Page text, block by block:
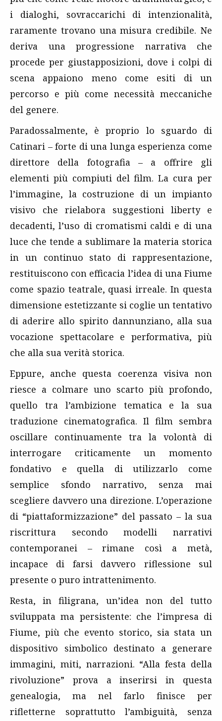
i dialoghi, sovraccarichi di intenzionalità,
raramente trovano una misura credibile. Ne
deriva una progressione narrativa che
procede per giustapposizioni, dove i colpi di
scena appaiono meno come esiti di un
percorso e più come necessità meccaniche
del genere.
Paradossalmente, è proprio lo sguardo di
Catinari – forte di una lunga esperienza come
direttore della fotografia – a offrire gli
elementi più compiuti del film. La cura per
l’immagine, la costruzione di un impianto
visivo che rielabora suggestioni liberty e
decadenti, l’uso di cromatismi caldi e di una
luce che tende a sublimare la materia storica
in un continuo stato di rappresentazione,
restituiscono con efficacia l’idea di una Fiume
come spazio teatrale, quasi irreale. In questa
dimensione estetizzante si coglie un tentativo
di aderire allo spirito dannunziano, alla sua
vocazione spettacolare e performativa, più
che alla sua verità storica.
Eppure, anche questa coerenza visiva non
riesce a colmare uno scarto più profondo,
quello tra l’ambizione tematica e la sua
traduzione cinematografica. Il film sembra
oscillare continuamente tra la volontà di
interrogare criticamente un momento
fondativo e quella di utilizzarlo come
semplice sfondo narrativo, senza mai
scegliere davvero una direzione. L’operazione
di “piattaformizzazione” del passato – la sua
riscrittura secondo modelli narrativi
contemporanei – rimane così a metà,
incapace di farsi davvero riflessione sul
presente o puro intrattenimento.
Resta, in filigrana, un’idea non del tutto
sviluppata ma persistente: che l’impresa di
Fiume, più che evento storico, sia stata un
dispositivo simbolico destinato a generare
immagini, miti, narrazioni. “Alla festa della
rivoluzione” prova a inserirsi in questa
genealogia, ma nel farlo finisce per
rifletterne soprattutto l’ambiguità, senza